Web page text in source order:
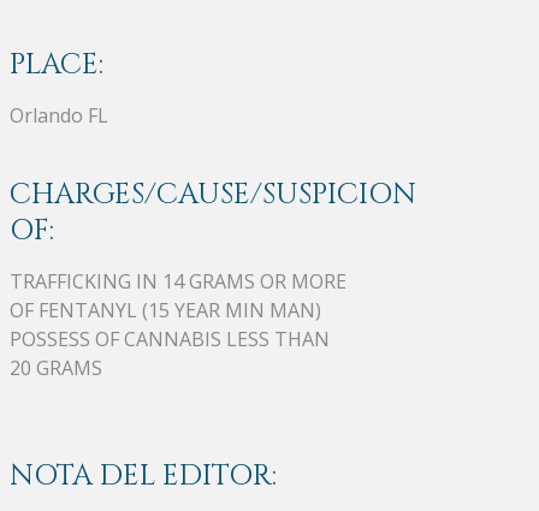
PLACE:
Orlando FL
CHARGES/CAUSE/SUSPICION
OF:
TRAFFICKING IN 14 GRAMS OR MORE
OF FENTANYL (15 YEAR MIN MAN)
POSSESS OF CANNABIS LESS THAN
20 GRAMS
NOTA DEL EDITOR: